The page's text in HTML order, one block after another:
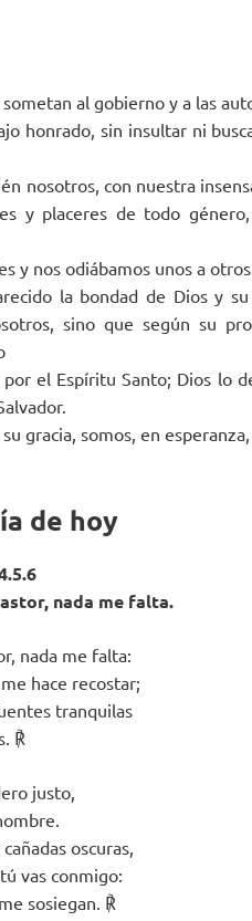
al gobierno y a las
honrado, sin insultar ni
nosotros, con nuestra
y placeres de todo
y nos odiábamos unos a otros.
la bondad de Dios y
sino que según su
el Espíritu Santo; Dios lo
gracia, somos, en
de hoy
nada me falta.
nada me falta:
hace recostar;
tranquilas
℟
justo,
oscuras,
vas conmigo:
sosiegan. ℟